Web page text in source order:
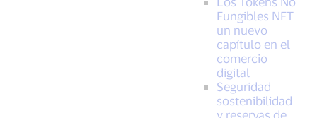
Fungibles NFT
un nuevo
capítulo en el
comercio
digital
Seguridad
sostenibilidad
y reservas de